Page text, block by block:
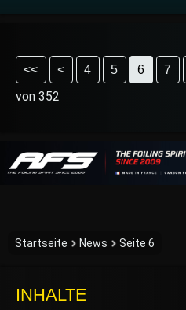
<< < 4 5 6 7
von 352
Startseite News Seite 6
INHALTE